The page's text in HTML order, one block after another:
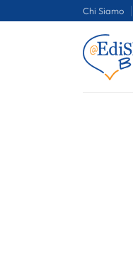
Chi Siamo